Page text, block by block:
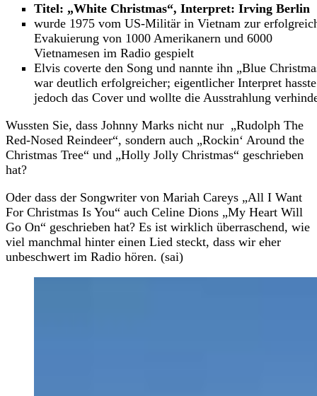
Titel: „White Christmas“, Interpret: Irving Berlin
wurde 1975 vom US-Militär in Vietnam zur
Evakuierung von 1000 Amerikanern und 6000
Vietnamesen im Radio gespielt
Elvis coverte den Song und nannte ihn „Blue
war deutlich erfolgreicher; eigentlicher Interpret hasste
jedoch das Cover und wollte die Ausstrahlung
Wussten Sie, dass Johnny Marks nicht nur „Rudolph The
Red-Nosed Reindeer“, sondern auch „Rockin‘ Around the
Christmas Tree“ und „Holly Jolly Christmas“ geschrieben
hat?
Oder dass der Songwriter von Mariah Careys „All I Want
For Christmas Is You“ auch Celine Dions „My Heart Will
Go On“ geschrieben hat? Es ist wirklich überraschend, wie
viel manchmal hinter einen Lied steckt, dass wir eher
unbeschwert im Radio hören. (sai)